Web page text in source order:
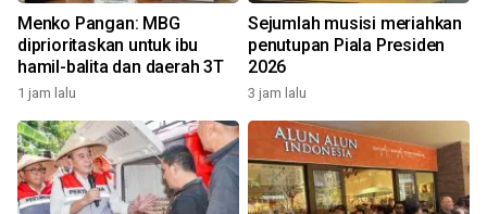
Menko Pangan: MBG
diprioritaskan untuk ibu
hamil-balita dan daerah 3T
1 jam lalu
Sejumlah musisi meriahkan
penutupan Piala Presiden
2026
3 jam lalu